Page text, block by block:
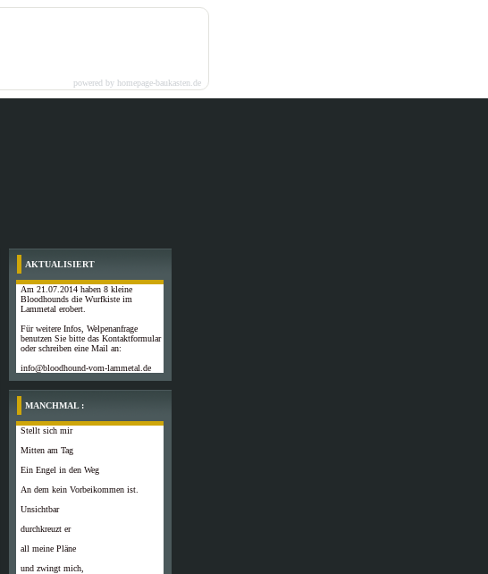
AKTUALISIERT
Am 21.07.2014 haben 8 kleine
Bloodhounds die Wurfkiste im
Lammetal erobert.
Für weitere Infos, Welpenanfrage
benutzen Sie bitte das Kontaktformular
oder schreiben eine Mail an:
info@bloodhound-vom-lammetal.de
MANCHMAL :
Stellt sich mir
Mitten am Tag
Ein Engel in den Weg
An dem kein Vorbeikommen ist.
Unsichtbar
durchkreuzt er
all meine Pläne
und zwingt mich,
powered by homepage-baukasten.de